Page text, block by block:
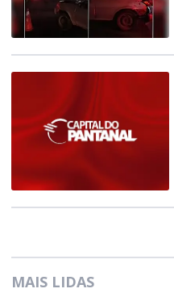
MAIS LIDAS